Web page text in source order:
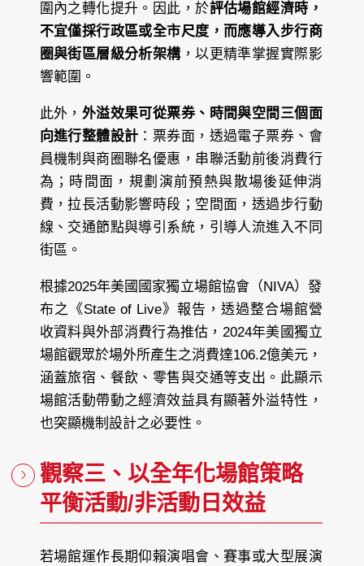
圍內之轉化提升。因此，於評估場館經濟時，
不宜僅採行政區或全市尺度，而應導入步行商
圈與街區層級分析架構，以更精準掌握實際影
響範圍。
此外， 外溢效果可從票券、時間與空間三個面
向進行整體設計 ：票券面，透過電子票券、會
員機制與商圈聯名優惠，串聯活動前後消費行
為；時間面，規劃演前預熱與散場後延伸消
費，拉長活動影響時段；空間面，透過步行動
線、交通節點與導引系統，引導人流進入不同
街區。
根據2025年美國國家獨立場館協會（NIVA）發
布之《State of Live》報告，透過整合場館營
收資料與外部消費行為推估，2024年美國獨立
場館觀眾於場外所產生之消費達106.2億美元，
涵蓋旅宿、餐飲、零售與交通等支出。此顯示
場館活動帶動之經濟效益具有顯著外溢特性，
也突顯機制設計之必要性。
觀察三、以全年化場館策略
平衡活動/非活動日效益
若場館運作長期仰賴演唱會、賽事或大型展演